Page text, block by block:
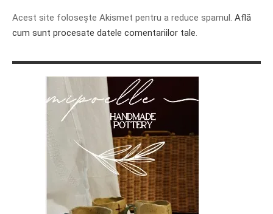
Acest site folosește Akismet pentru a reduce spamul. Află
cum sunt procesate datele comentariilor tale.